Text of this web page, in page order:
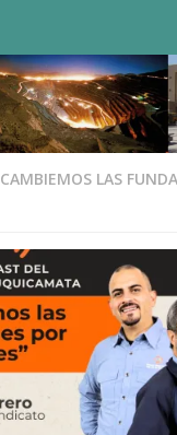
CAMBIEMOS LAS